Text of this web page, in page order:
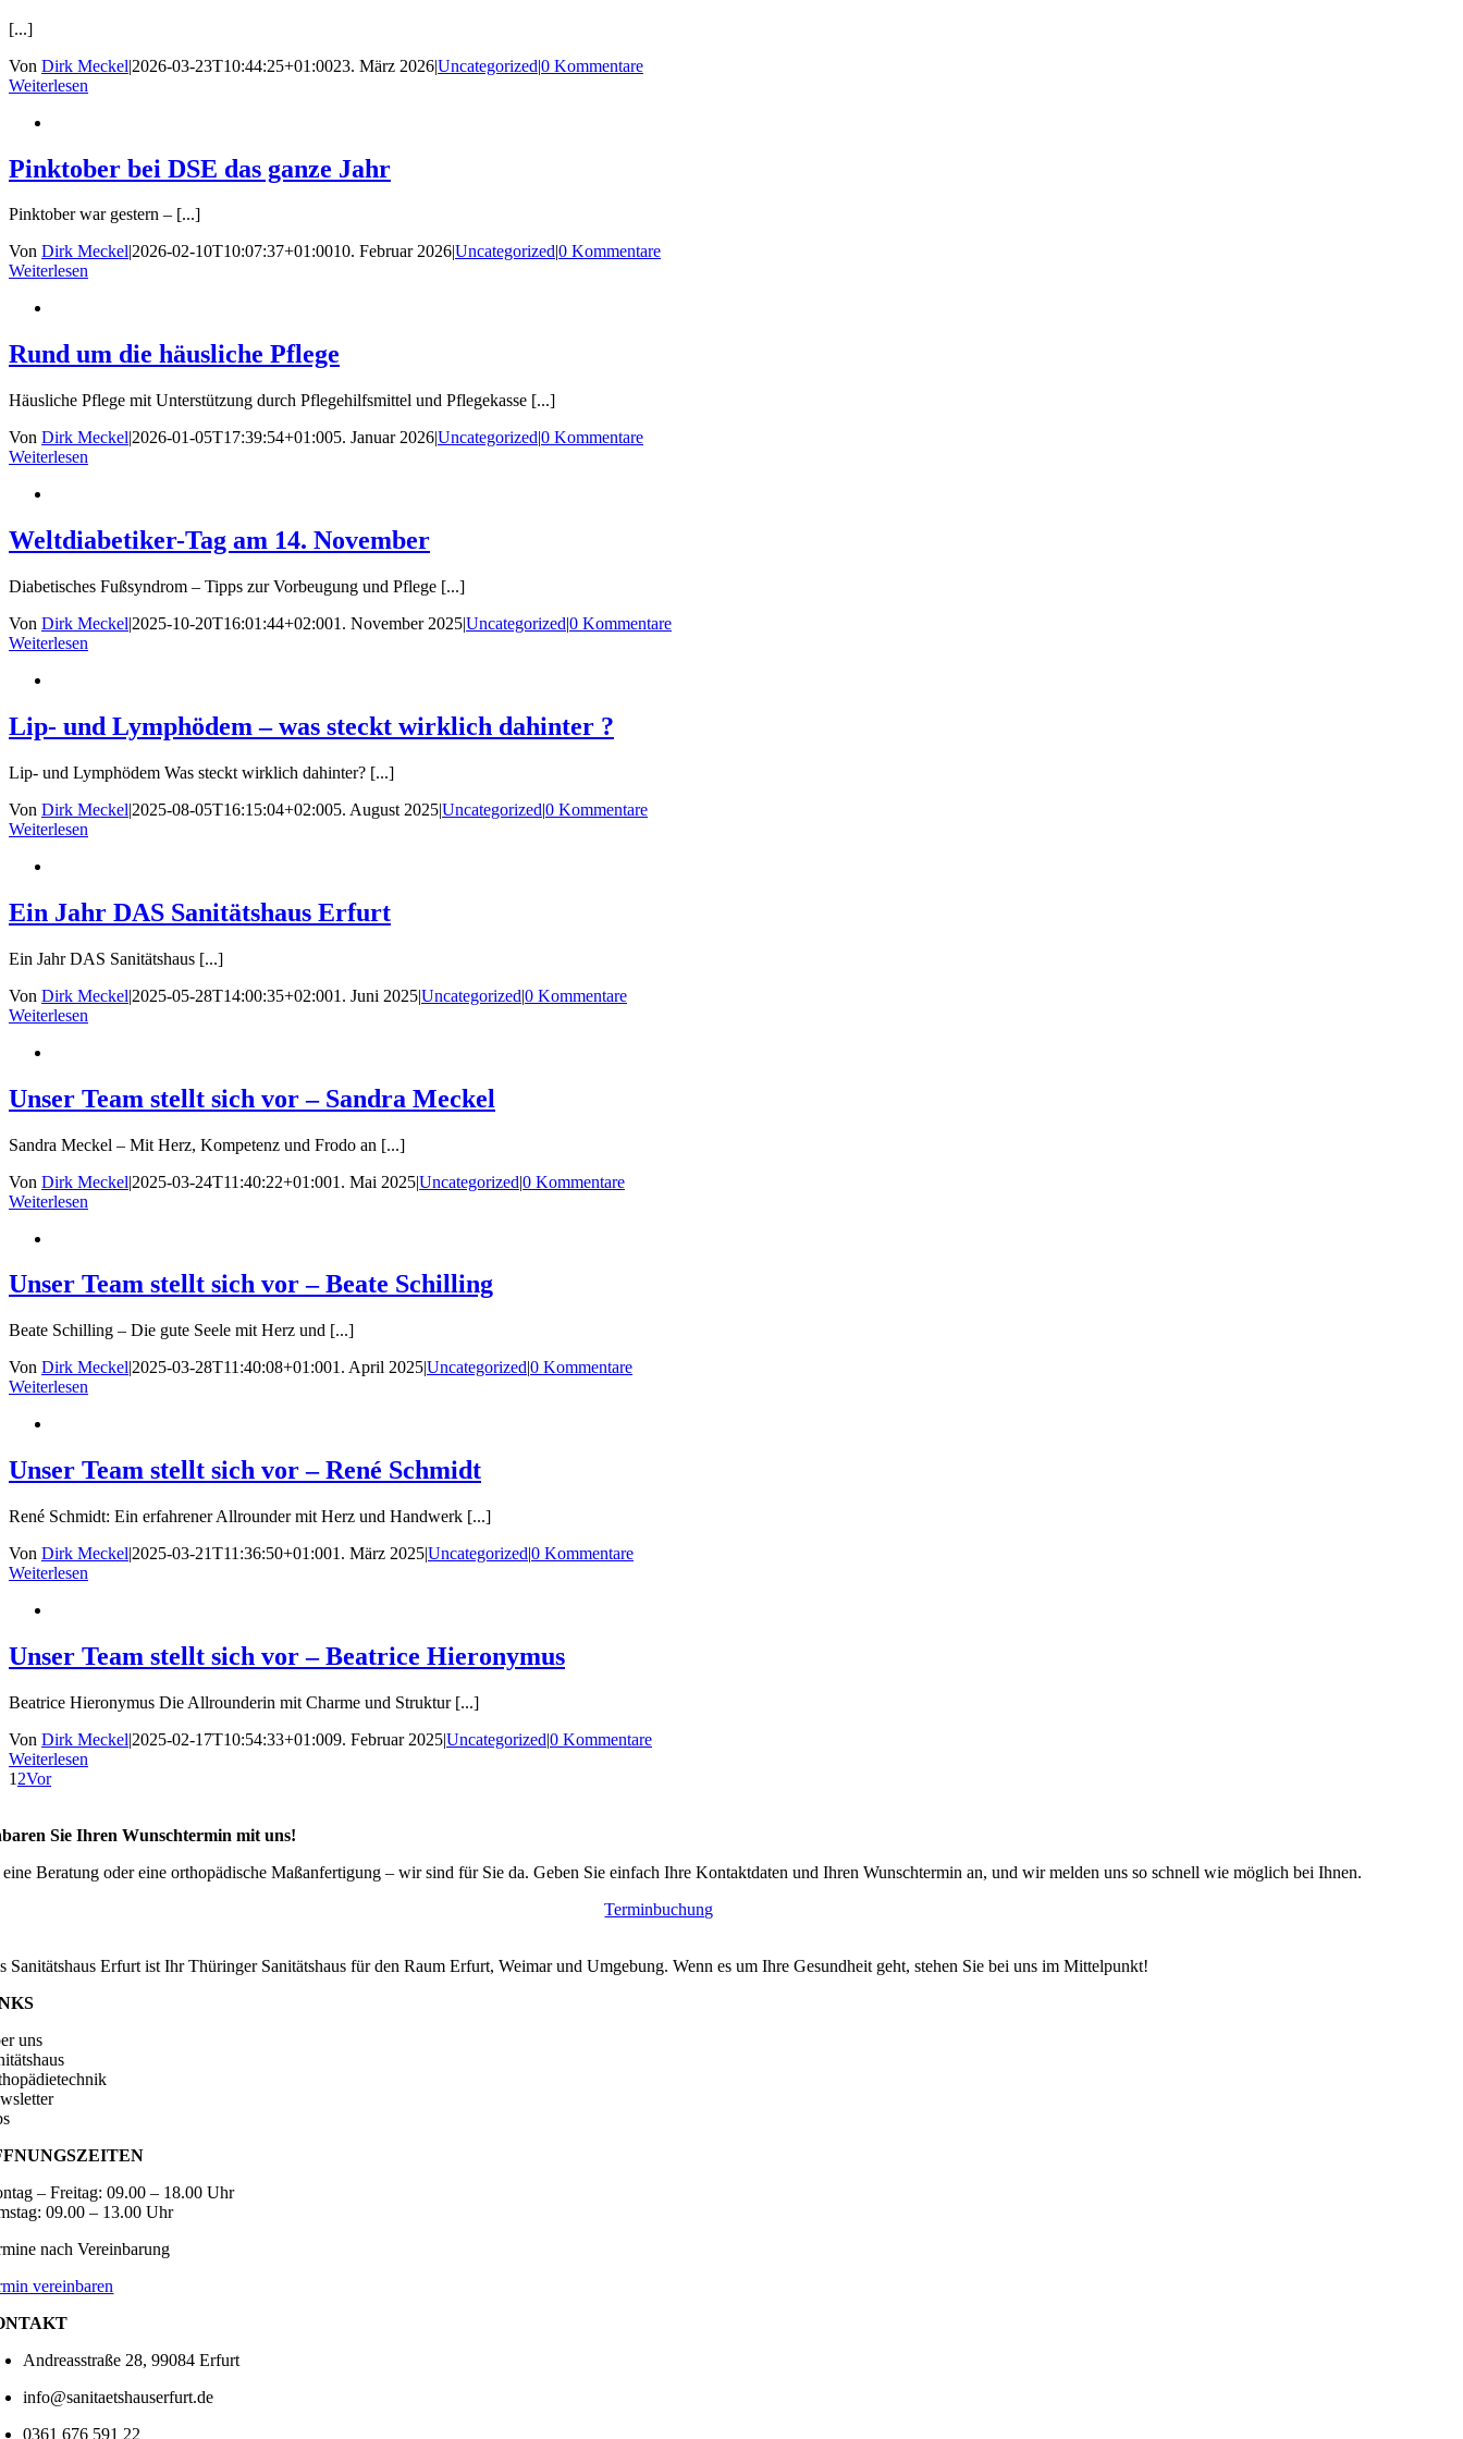
[...]
Von Dirk Meckel|2026-03-23T10:44:25+01:0023. März 2026|Uncategorized|0 Kommentare
Weiterlesen
Pinktober bei DSE das ganze Jahr
Pinktober war gestern – [...]
Von Dirk Meckel|2026-02-10T10:07:37+01:0010. Februar 2026|Uncategorized|0 Kommentare
Weiterlesen
Rund um die häusliche Pflege
Häusliche Pflege mit Unterstützung durch Pflegehilfsmittel und Pflegekasse [...]
Von Dirk Meckel|2026-01-05T17:39:54+01:005. Januar 2026|Uncategorized|0 Kommentare
Weiterlesen
Weltdiabetiker-Tag am 14. November
Diabetisches Fußsyndrom – Tipps zur Vorbeugung und Pflege [...]
Von Dirk Meckel|2025-10-20T16:01:44+02:001. November 2025|Uncategorized|0 Kommentare
Weiterlesen
Lip- und Lymphödem – was steckt wirklich dahinter ?
Lip- und Lymphödem Was steckt wirklich dahinter? [...]
Von Dirk Meckel|2025-08-05T16:15:04+02:005. August 2025|Uncategorized|0 Kommentare
Weiterlesen
Ein Jahr DAS Sanitätshaus Erfurt
Ein Jahr DAS Sanitätshaus [...]
Von Dirk Meckel|2025-05-28T14:00:35+02:001. Juni 2025|Uncategorized|0 Kommentare
Weiterlesen
Unser Team stellt sich vor – Sandra Meckel
Sandra Meckel – Mit Herz, Kompetenz und Frodo an [...]
Von Dirk Meckel|2025-03-24T11:40:22+01:001. Mai 2025|Uncategorized|0 Kommentare
Weiterlesen
Unser Team stellt sich vor – Beate Schilling
Beate Schilling – Die gute Seele mit Herz und [...]
Von Dirk Meckel|2025-03-28T11:40:08+01:001. April 2025|Uncategorized|0 Kommentare
Weiterlesen
Unser Team stellt sich vor – René Schmidt
René Schmidt: Ein erfahrener Allrounder mit Herz und Handwerk [...]
Von Dirk Meckel|2025-03-21T11:36:50+01:001. März 2025|Uncategorized|0 Kommentare
Weiterlesen
Unser Team stellt sich vor – Beatrice Hieronymus
Beatrice Hieronymus Die Allrounderin mit Charme und Struktur [...]
Von Dirk Meckel|2025-02-17T10:54:33+01:009. Februar 2025|Uncategorized|0 Kommentare
Weiterlesen
1 2Vor
Sie Ihren Wunschtermin mit uns!
Beratung oder eine orthopädische Maßanfertigung – wir sind für Sie da. Geben Sie einfach Ihre Kontaktdaten und Ihren Wunschtermin an, und wir melden uns so schnell wie möglich bei Ihnen.
Terminbuchung
Sanitätshaus Erfurt ist Ihr Thüringer Sanitätshaus für den Raum Erfurt, Weimar und Umgebung. Wenn es um Ihre Gesundheit geht, stehen Sie bei uns im Mittelpunkt!
uns
– Freitag: 09.00 – 18.00 Uhr
09.00 – 13.00 Uhr
nach Vereinbarung
vereinbaren
Andreasstraße 28, 99084 Erfurt
info@sanitaetshauserfurt.de
0361 676 591 22